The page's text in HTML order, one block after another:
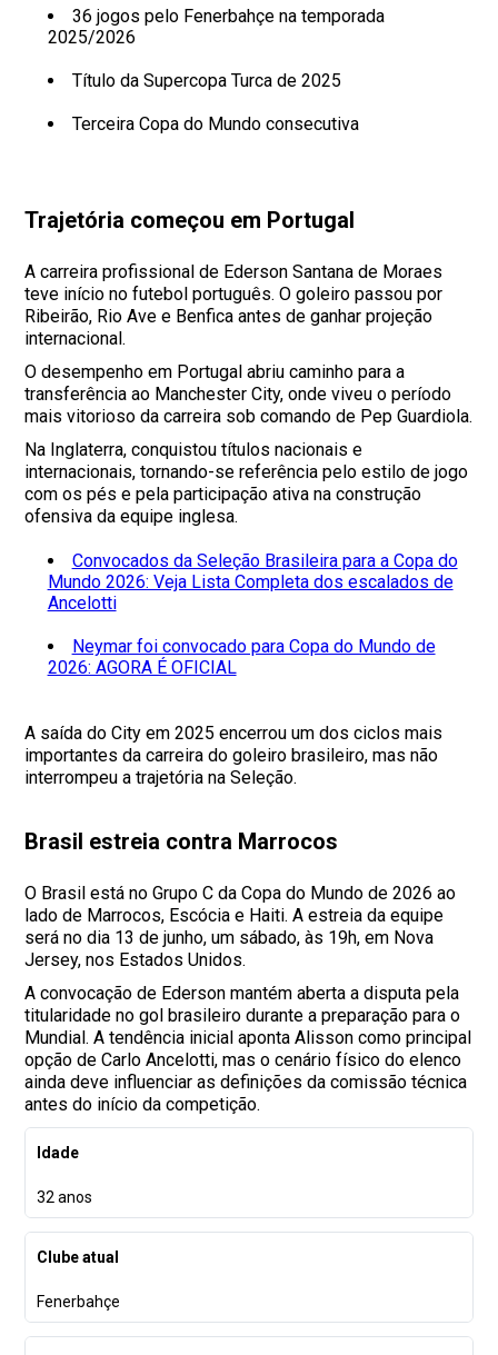
36 jogos pelo Fenerbahçe na temporada
2025/2026
Título da Supercopa Turca de 2025
Terceira Copa do Mundo consecutiva
Trajetória começou em Portugal
A carreira profissional de Ederson Santana de Moraes
teve início no futebol português. O goleiro passou por
Ribeirão, Rio Ave e Benfica antes de ganhar projeção
internacional.
O desempenho em Portugal abriu caminho para a
transferência ao Manchester City, onde viveu o período
mais vitorioso da carreira sob comando de Pep Guardiola.
Na Inglaterra, conquistou títulos nacionais e
internacionais, tornando-se referência pelo estilo de jogo
com os pés e pela participação ativa na construção
ofensiva da equipe inglesa.
Convocados da Seleção Brasileira para a Copa do
Mundo 2026: Veja Lista Completa dos escalados de
Ancelotti
Neymar foi convocado para Copa do Mundo de
2026: AGORA É OFICIAL
A saída do City em 2025 encerrou um dos ciclos mais
importantes da carreira do goleiro brasileiro, mas não
interrompeu a trajetória na Seleção.
Brasil estreia contra Marrocos
O Brasil está no Grupo C da Copa do Mundo de 2026 ao
lado de Marrocos, Escócia e Haiti. A estreia da equipe
será no dia 13 de junho, um sábado, às 19h, em Nova
Jersey, nos Estados Unidos.
A convocação de Ederson mantém aberta a disputa pela
titularidade no gol brasileiro durante a preparação para o
Mundial. A tendência inicial aponta Alisson como principal
opção de Carlo Ancelotti, mas o cenário físico do elenco
ainda deve influenciar as definições da comissão técnica
antes do início da competição.
Idade
32 anos
Clube atual
Fenerbahçe